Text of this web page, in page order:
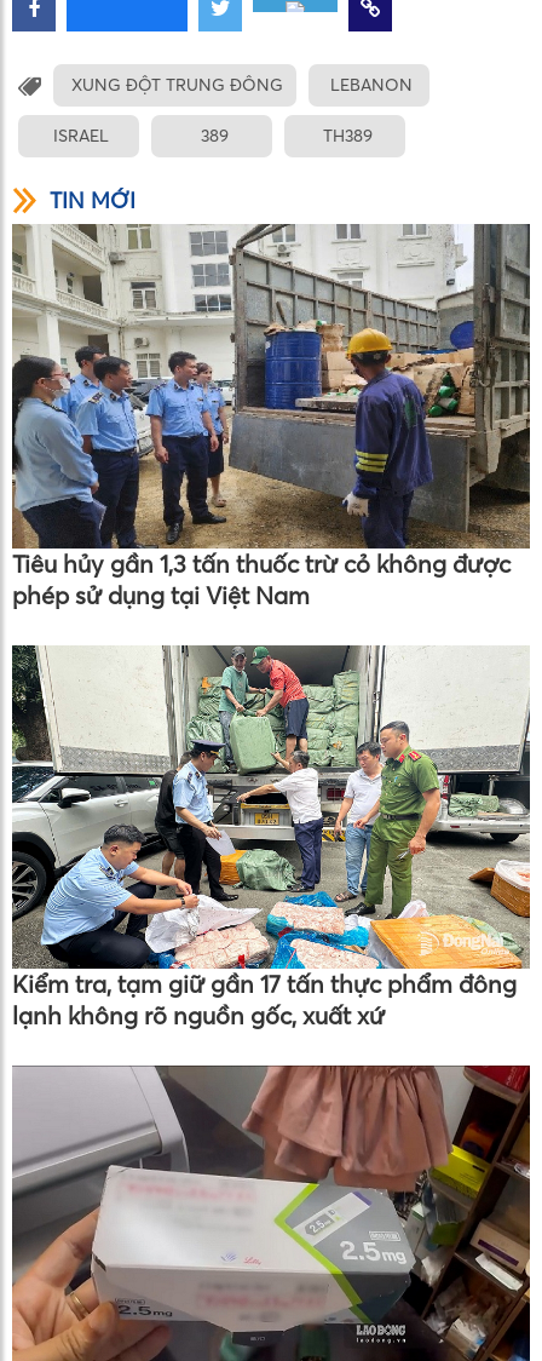
XUNG ĐỘT TRUNG ĐÔNG LEBANON
ISRAEL 389 TH389
TIN MỚI
Tiêu hủy gần 1,3 tấn thuốc trừ cỏ không được
phép sử dụng tại Việt Nam
Kiểm tra, tạm giữ gần 17 tấn thực phẩm đông
lạnh không rõ nguồn gốc, xuất xứ